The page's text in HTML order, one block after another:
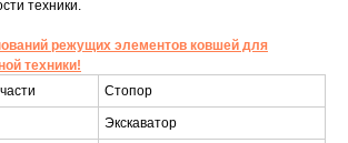
техники.
режущих элементов ковшей для
техники!
Стопор
Экскаватор